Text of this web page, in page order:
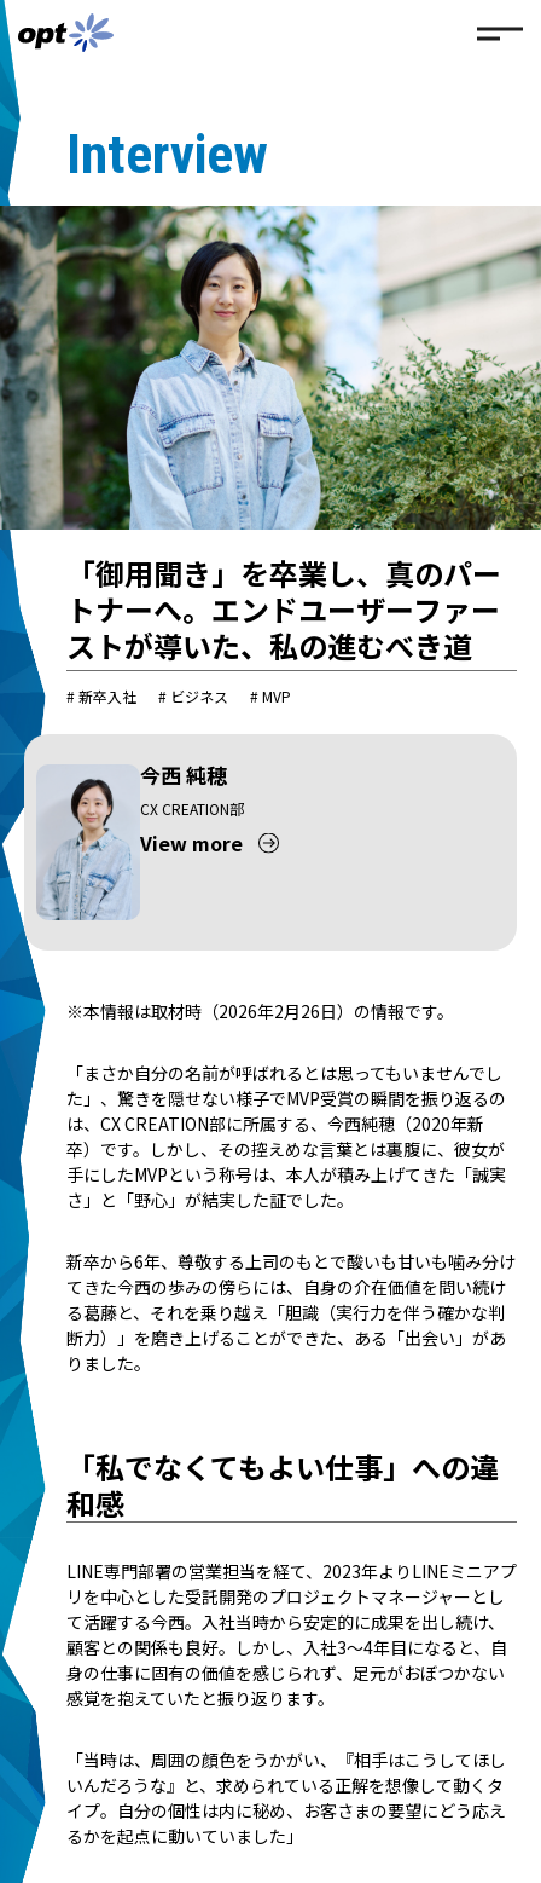
Interview
「御用聞き」を卒業し、真のパー
トナーへ。エンドユーザーファー
ストが導いた、私の進むべき道
# 新卒入社 # ビジネス # MVP
今西 純穂
CX CREATION部
View more
※本情報は取材時（2026年2月26日）の情報です。
「まさか自分の名前が呼ばれるとは思ってもいませんでし
た」、驚きを隠せない様子でMVP受賞の瞬間を振り返るの
は、CX CREATION部に所属する、今西純穂（2020年新
卒）です。しかし、その控えめな言葉とは裏腹に、彼女が
手にしたMVPという称号は、本人が積み上げてきた「誠実
さ」と「野心」が結実した証でした。
新卒から6年、尊敬する上司のもとで酸いも甘いも噛み分け
てきた今西の歩みの傍らには、自身の介在価値を問い続け
る葛藤と、それを乗り越え「胆識（実行力を伴う確かな判
断力）」を磨き上げることができた、ある「出会い」があ
りました。
「私でなくてもよい仕事」への違
和感
LINE専門部署の営業担当を経て、2023年よりLINEミニアプ
リを中心とした受託開発のプロジェクトマネージャーとし
て活躍する今西。入社当時から安定的に成果を出し続け、
顧客との関係も良好。しかし、入社3〜4年目になると、自
身の仕事に固有の価値を感じられず、足元がおぼつかない
感覚を抱えていたと振り返ります。
「当時は、周囲の顔色をうかがい、『相手はこうしてほし
いんだろうな』と、求められている正解を想像して動くタ
イプ。自分の個性は内に秘め、お客さまの要望にどう応え
るかを起点に動いていました」